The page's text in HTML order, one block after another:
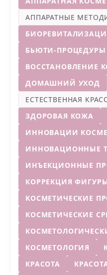
АППАРАТНЫЕ
БЬЮТИ-ПРОЦЕДУРЫ
ВОССТАНОВЛЕНИЕ
ДОМАШНИЙ УХОД
ЕСТЕСТВЕННАЯ
ЗДОРОВАЯ КОЖА
ИННОВАЦИИ
ИННОВАЦИОННЫЕ
ИНЪЕКЦИОННЫЕ
КОРРЕКЦИЯ
КОСМЕТИЧЕСКИЕ
КОСМЕТИЧЕСКИЕ
КОСМЕТОЛОГИЯ
КРАСОТА